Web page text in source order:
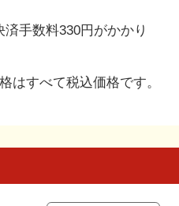
手数料330円がかかり
はすべて税込価格です。